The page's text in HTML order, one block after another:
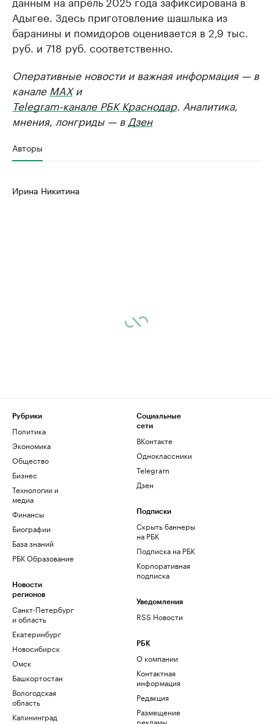
Адыгее. Здесь приготовление шашлыка из
баранины и помидоров оценивается в 2,9 тыс.
руб. и 718 руб. соответственно.
Оперативные новости и важная информация — в
канале MAXи
Telegram-канале РБК Краснодар. Аналитика,
мнения, лонгриды — в Дзен
Авторы
Ирина Никитина
Рубрики
Политика
Экономика
Общество
Бизнес
Технологии и
медиа
Финансы
Биографии
База знаний
РБК Образование
Новости
регионов
Санкт-Петербург
и область
Екатеринбург
Новосибирск
Омск
Башкортостан
Вологодская
область
Калининград
Социальные
сети
ВКонтакте
Одноклассники
Telegram
Дзен
Подписки
Скрыть баннеры
на РБК
Подписка на РБК
Корпоративная
подписка
Уведомления
RSS Новости
РБК
О компании
Контактная
информация
Редакция
Размещение
рекламы